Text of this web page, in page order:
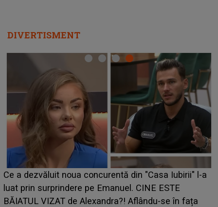
DIVERTISMENT
Ce a dezvăluit noua concurentă din "Casa Iubirii" l-a
luat prin surprindere pe Emanuel. CINE ESTE
BĂIATUL VIZAT de Alexandra?! Aflându-se în fața